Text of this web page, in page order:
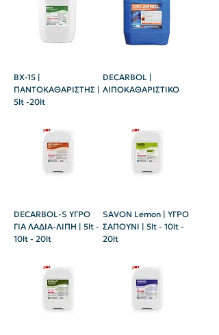
BX-15 |
ΠΑΝΤΟΚΑΘΑΡΙΣΤΗΣ |
5lt -20lt
DECARBOL |
ΛΙΠΟΚΑΘΑΡΙΣΤΙΚΟ
DECARBOL-S ΥΓΡΟ
ΓΙΑ ΛΑΔΙΑ-ΛΙΠΗ | 5lt -
10lt - 20lt
SAVON Lemon | ΥΓΡΟ
ΣΑΠΟΥΝΙ | 5lt - 10lt -
20lt